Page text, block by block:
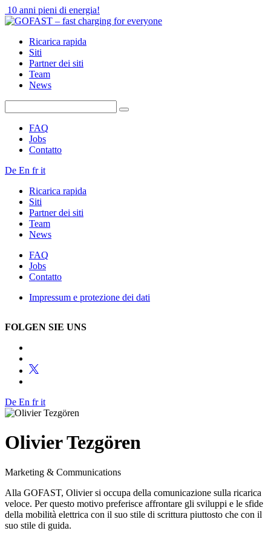
10 anni pieni di energia!
Ricarica rapida
Siti
Partner dei siti
Team
News
FAQ
Jobs
Contatto
De En fr it
Ricarica rapida
Siti
Partner dei siti
Team
News
FAQ
Jobs
Contatto
Impressum e protezione dei dati
FOLGEN SIE UNS
De En fr it
Olivier Tezgören
Marketing & Communications
Alla GOFAST, Olivier si occupa della comunicazione sulla ricarica
veloce. Per questo motivo preferisce affrontare gli sviluppi e le sfide
della mobilità elettrica con il suo stile di scrittura piuttosto che con il
suo stile di guida.